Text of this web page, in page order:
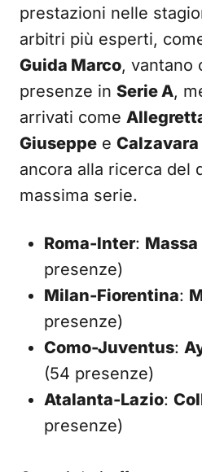
prestazioni nelle
arbitri più esperti,
Guida Marco, vantano
presenze in Serie A,
arrivati come
Giuseppe e Calzavara
ancora alla ricerca del
massima serie.
Roma-Inter:
presenze)
Milan-Fiorentina:
presenze)
Como-Juventus:
(54 presenze)
Atalanta-Lazio:
presenze)